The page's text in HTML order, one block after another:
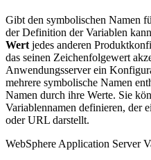
Gibt den symbolischen Namen
der Definition der Variablen
Wert jedes anderen
das seinen Zeichenfolgewert
Anwendungsserver ein
mehrere symbolische Namen
Namen durch ihre Werte. Sie
Variablennamen definieren, der
oder URL darstellt.
WebSphere Application Server